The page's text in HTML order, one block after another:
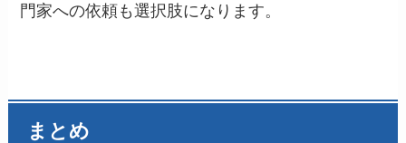
門家への依頼も選択肢になります。
まとめ